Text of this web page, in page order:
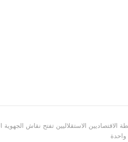
الاقتصاديين الاستقلاليين تفتح نقاش